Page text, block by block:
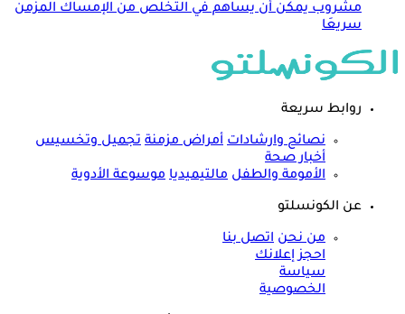
مشروب يمكن أن يساهم في التخلص من الإمساك المزمن
سريعَا
روابط سريعة
نصائح وارشادات أمراض مزمنة تجميل وتخسيس
أخبار صحة
الأمومة والطفل مالتيميديا موسوعة الأدوية
عن الكونسلتو
من نحن اتصل بنا
احجز إعلانك
سياسة
الخصوصية